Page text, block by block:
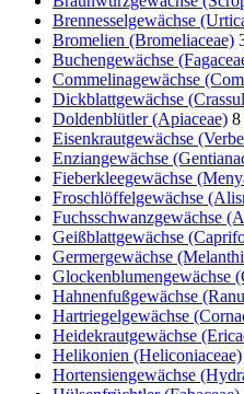
Brennesselgewächse
Bromelien (Bromeliaceae)
Buchengewächse
Commelinagewächse
Dickblattgewächse
Doldenblütler (Apiaceae) 8
Eisenkrautgewächse
Enziangewächse
Fieberkleegewächse
Froschlöffelgewächse
Fuchsschwanzgewächse
Geißblattgewächse
Germergewächse
Glockenblumengewächse
Hahnenfußgewächse
Hartriegelgewächse
Heidekrautgewächse
Helikonien (Heliconiaceae)
Hortensiengewächse